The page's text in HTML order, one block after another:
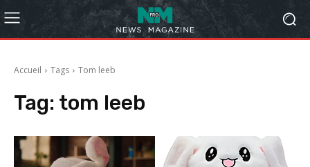
Accueil Tags Tom leeb
Tag: tom leeb